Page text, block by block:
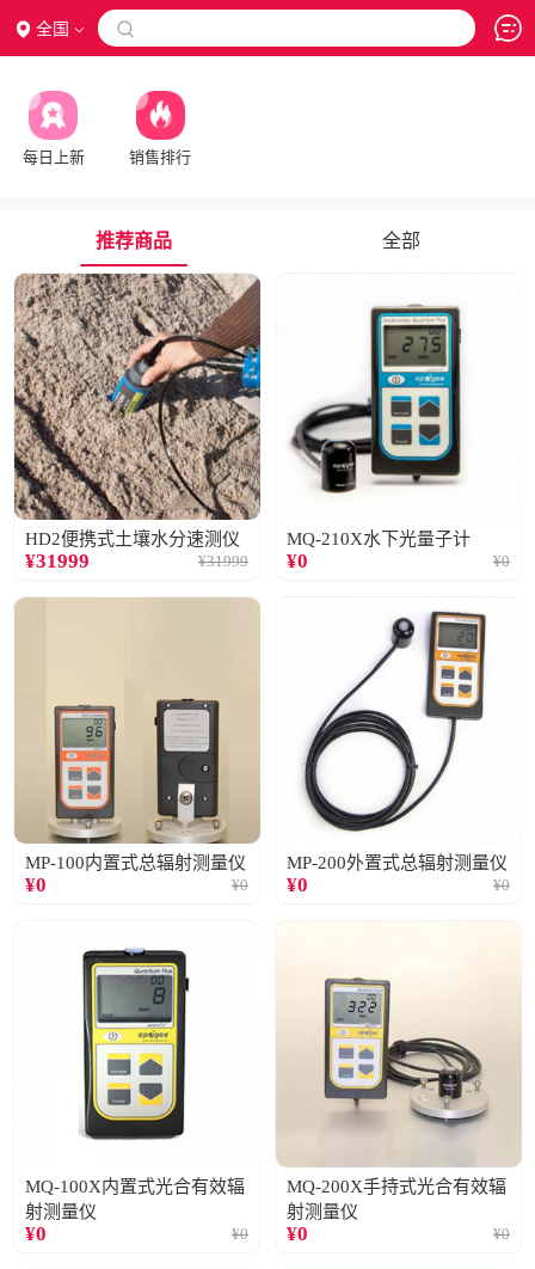
全国 
每日上新 销售排行
推荐商品 全部
HD2便携式土壤水分速测仪
¥31999 ¥31999
MQ-210X水下光量子计
¥0 ¥0
MP-100内置式总辐射测量仪
¥0 ¥0
MP-200外置式总辐射测量仪
¥0 ¥0
MQ-100X内置式光合有效辐
射测量仪
¥0 ¥0
MQ-200X手持式光合有效辐
射测量仪
¥0 ¥0